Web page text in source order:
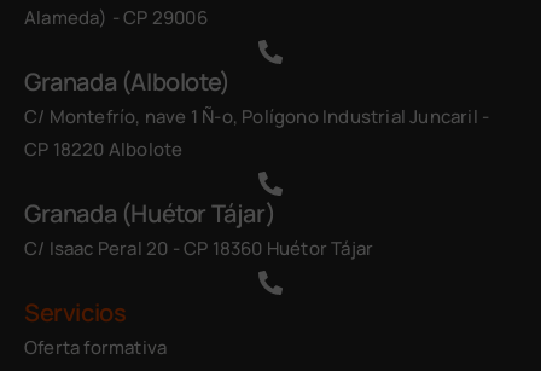
Servicios
Oferta formativa
Alameda) - CP 29006
Granada (Albolote)
C/ Montefrío, nave 1 Ñ-o, Polígono Industrial Juncaril -
CP 18220 Albolote
Granada (Huétor Tájar)
C/ Isaac Peral 20 - CP 18360 Huétor Tájar